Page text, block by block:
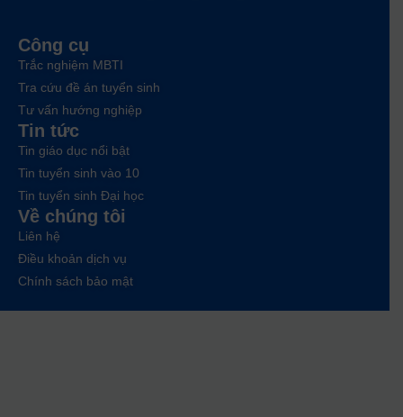
Công cụ
Trắc nghiệm MBTI
Tra cứu đề án tuyển sinh
Tư vấn hướng nghiệp
Tin tức
Tin giáo dục nổi bật
Tin tuyển sinh vào 10
Tin tuyển sinh Đại học
Về chúng tôi
Liên hệ
Điều khoản dịch vụ
Chính sách bảo mật